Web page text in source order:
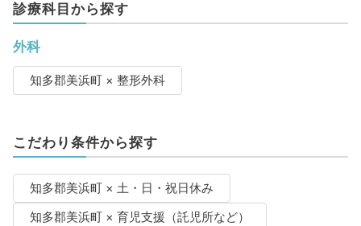
診療科目から探す
外科
知多郡美浜町 × 整形外科
こだわり条件から探す
知多郡美浜町 × 土・日・祝日休み
知多郡美浜町 × 育児支援（託児所など）